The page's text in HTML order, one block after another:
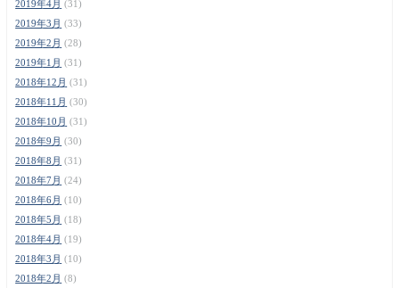
2019年4月 (31)
2019年3月 (33)
2019年2月 (28)
2019年1月 (31)
2018年12月 (31)
2018年11月 (30)
2018年10月 (31)
2018年9月 (30)
2018年8月 (31)
2018年7月 (24)
2018年6月 (10)
2018年5月 (18)
2018年4月 (19)
2018年3月 (10)
2018年2月 (8)